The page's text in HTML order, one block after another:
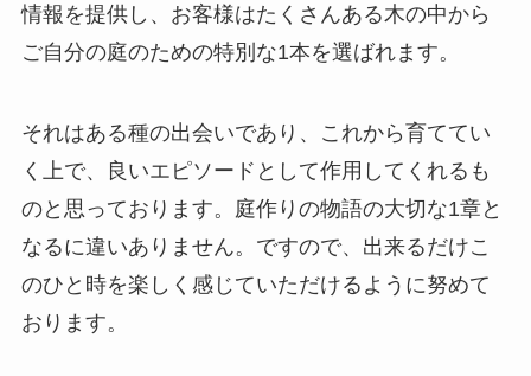
情報を提供し、お客様はたくさんある木の中から
ご自分の庭のための特別な1本を選ばれます。
それはある種の出会いであり、これから育ててい
く上で、良いエピソードとして作用してくれるも
のと思っております。庭作りの物語の大切な1章と
なるに違いありません。ですので、出来るだけこ
のひと時を楽しく感じていただけるように努めて
おります。